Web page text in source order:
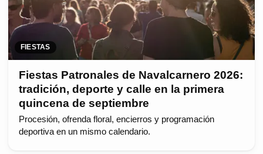
FIESTAS
Fiestas Patronales de Navalcarnero 2026:
tradición, deporte y calle en la primera
quincena de septiembre
Procesión, ofrenda floral, encierros y programación
deportiva en un mismo calendario.